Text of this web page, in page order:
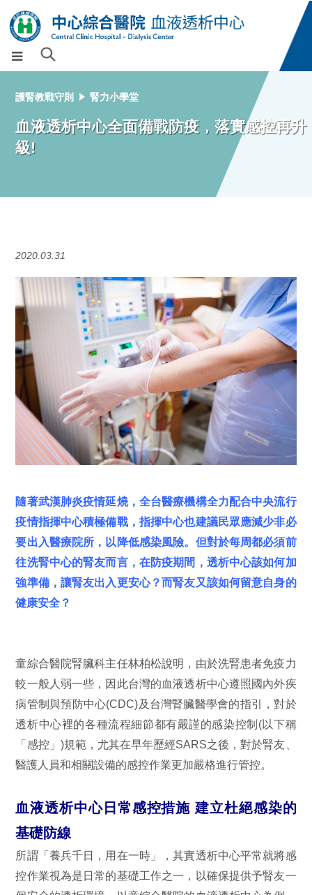
護腎教戰守則 腎力小學堂
血液透析中心全面備戰防疫，落實感控再升
級!
2020.03.31
隨著武漢肺炎疫情延燒，全台醫療機構全力配合中央流行
疫情指揮中心積極備戰，指揮中心也建議民眾應減少非必
要出入醫療院所，以降低感染風險。但對於每周都必須前
往洗腎中心的腎友而言，在防疫期間，透析中心該如何加
強準備，讓腎友出入更安心？而腎友又該如何留意自身的
健康安全？
童綜合醫院腎臟科主任林柏松說明，由於洗腎患者免疫力
較一般人弱一些，因此台灣的血液透析中心遵照國內外疾
病管制與預防中心(CDC)及台灣腎臟醫學會的指引，對於
透析中心裡的各種流程細節都有嚴謹的感染控制(以下稱
「感控」)規範，尤其在早年歷經SARS之後，對於腎友、
醫護人員和相關設備的感控作業更加嚴格進行管控。
血液透析中心日常感控措施 建立杜絕感染的
基礎防線
所謂「養兵千日，用在一時」，其實透析中心平常就將感
控作業視為是日常的基礎工作之一，以確保提供予腎友一